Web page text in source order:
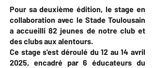
Pour sa deuxième édition, le stage en
collaboration avec le Stade Toulousain
a accueilli 82 jeunes de notre club et
des clubs aux alentours.
Ce stage s'est déroulé du 12 au 14 avril
2025, encadré par 6 éducateurs du